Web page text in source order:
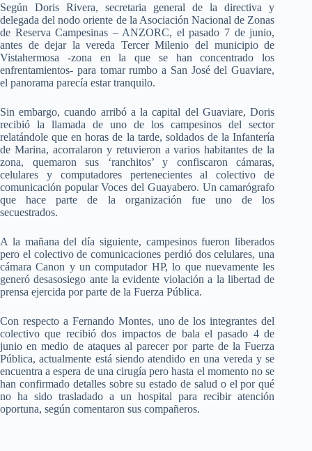
Según Doris Rivera, secretaria general de la directiva y
delegada del nodo oriente de la Asociación Nacional de Zonas
de Reserva Campesinas – ANZORC, el pasado 7 de junio,
antes de dejar la vereda Tercer Milenio del municipio de
Vistahermosa -zona en la que se han concentrado los
enfrentamientos- para tomar rumbo a San José del Guaviare,
el panorama parecía estar tranquilo.
Sin embargo, cuando arribó a la capital del Guaviare, Doris
recibió la llamada de uno de los campesinos del sector
relatándole que en horas de la tarde, soldados de la Infantería
de Marina, acorralaron y retuvieron a varios habitantes de la
zona, quemaron sus ‘ranchitos’ y confiscaron cámaras,
celulares y computadores pertenecientes al colectivo de
comunicación popular Voces del Guayabero. Un camarógrafo
que hace parte de la organización fue uno de los
secuestrados.
A la mañana del día siguiente, campesinos fueron liberados
pero el colectivo de comunicaciones perdió dos celulares, una
cámara Canon y un computador HP, lo que nuevamente les
generó desasosiego ante la evidente violación a la libertad de
prensa ejercida por parte de la Fuerza Pública.
Con respecto a Fernando Montes, uno de los integrantes del
colectivo que recibió dos impactos de bala el pasado 4 de
junio en medio de ataques al parecer por parte de la Fuerza
Pública, actualmente está siendo atendido en una vereda y se
encuentra a espera de una cirugía pero hasta el momento no se
han confirmado detalles sobre su estado de salud o el por qué
no ha sido trasladado a un hospital para recibir atención
oportuna, según comentaron sus compañeros.